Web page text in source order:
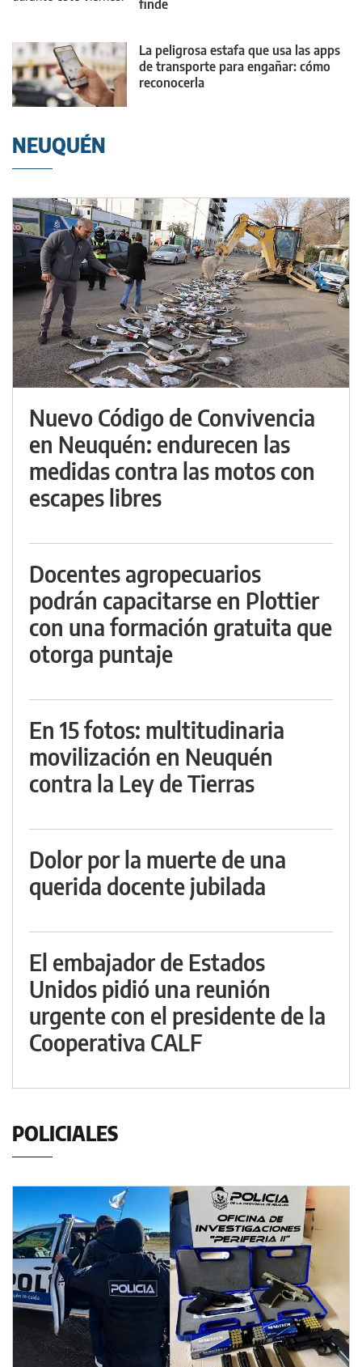
finde
La peligrosa estafa que usa las apps
de transporte para engañar: cómo
reconocerla
NEUQUÉN
Nuevo Código de Convivencia
en Neuquén: endurecen las
medidas contra las motos con
escapes libres
Docentes agropecuarios
podrán capacitarse en Plottier
con una formación gratuita que
otorga puntaje
En 15 fotos: multitudinaria
movilización en Neuquén
contra la Ley de Tierras
Dolor por la muerte de una
querida docente jubilada
El embajador de Estados
Unidos pidió una reunión
urgente con el presidente de la
Cooperativa CALF
POLICIALES